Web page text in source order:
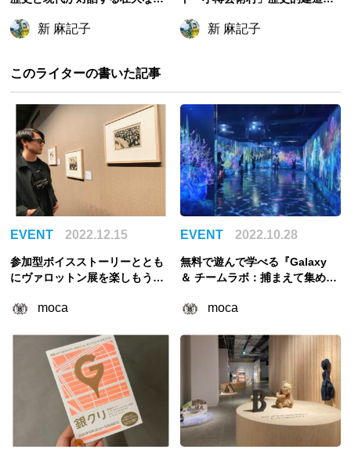
メルス』新 麻記子
楽しもう！新 麻記子
このライターの書いた記事
EVENT 2022.12.15
参加型ボイスストーリーととも
にヴァロットン展を楽しもう！
moca
EVENT 2022.10.28
無料で遊んで学べる『Galaxy
＆ チームラボ：捕まえて集める
魚を捕まえて観察しよう！
moca